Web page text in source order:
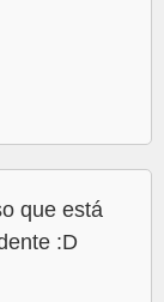
que está
:D